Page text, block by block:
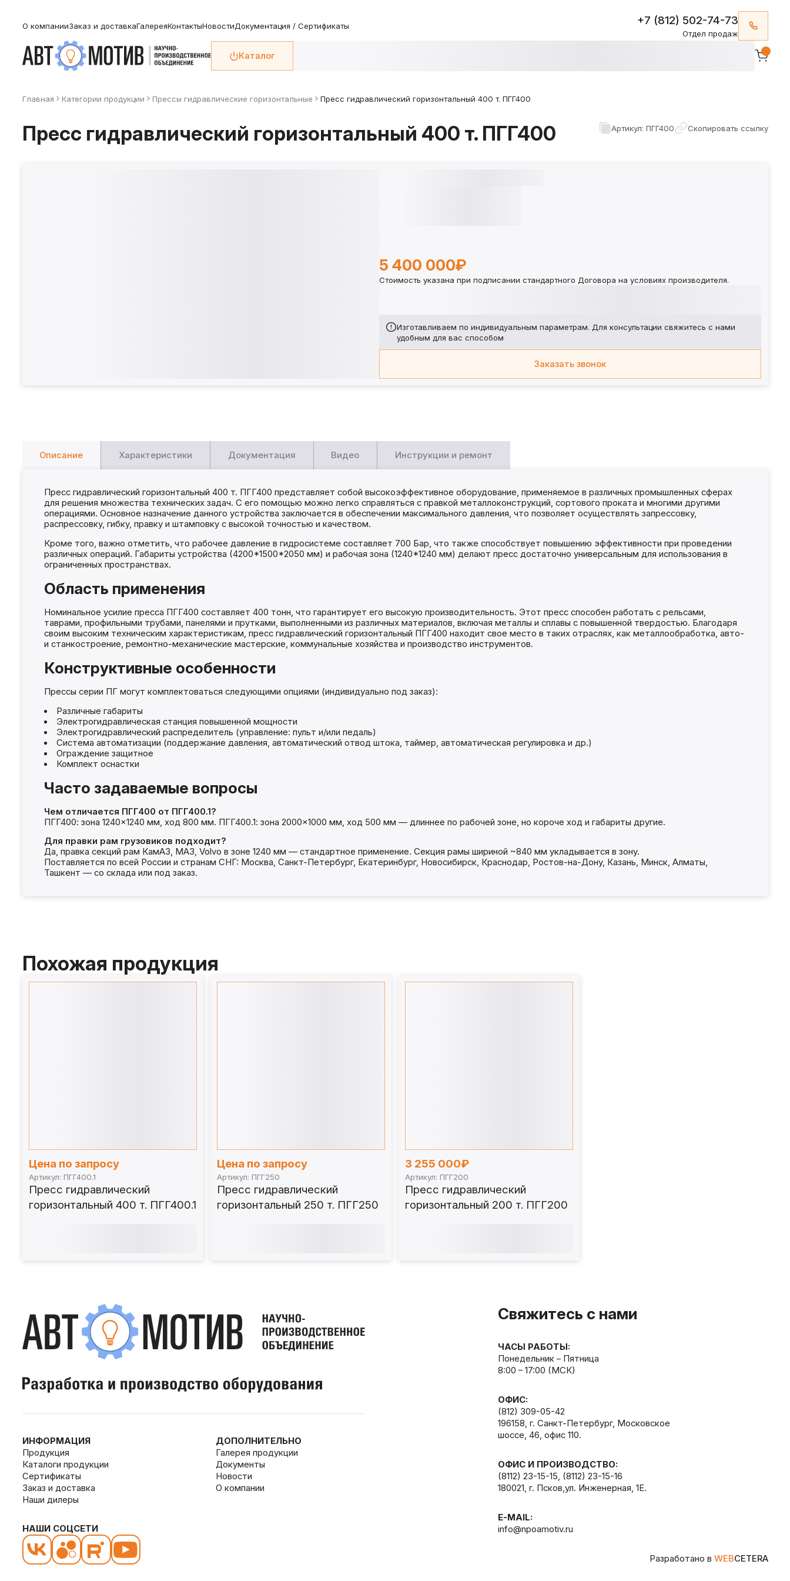
О компанииЗаказ и доставкаГалереяКонтактыНовостиДокументация / Сертификаты +7 (812) 502-74-73
Отдел продаж
Каталог
Главная Категории продукции Прессы гидравлические горизонтальные Пресс гидравлический горизонтальный 400 т. ПГГ400
Пресс гидравлический горизонтальный 400 т. ПГГ400 Артикул: ПГГ400 Скопировать ссылку
5 400 000₽
Стоимость указана при подписании стандартного Договора на условиях производителя.
Изготавливаем по индивидуальным параметрам. Для консультации свяжитесь с нами
удобным для вас способом
Заказать звонок
Описание Характеристики Документация Видео Инструкции и ремонт
Пресс гидравлический горизонтальный 400 т. ПГГ400 представляет собой высокоэффективное оборудование, применяемое в различных промышленных сферах
для решения множества технических задач. С его помощью можно легко справляться с правкой металлоконструкций, сортового проката и многими другими
операциями. Основное назначение данного устройства заключается в обеспечении максимального давления, что позволяет осуществлять запрессовку,
распрессовку, гибку, правку и штамповку с высокой точностью и качеством.
Кроме того, важно отметить, что рабочее давление в гидросистеме составляет 700 Бар, что также способствует повышению эффективности при проведении
различных операций. Габариты устройства (4200*1500*2050 мм) и рабочая зона (1240*1240 мм) делают пресс достаточно универсальным для использования в
ограниченных пространствах.
Область применения
Номинальное усилие пресса ПГГ400 составляет 400 тонн, что гарантирует его высокую производительность. Этот пресс способен работать с рельсами,
таврами, профильными трубами, панелями и прутками, выполненными из различных материалов, включая металлы и сплавы с повышенной твердостью. Благодаря
своим высоким техническим характеристикам, пресс гидравлический горизонтальный ПГГ400 находит свое место в таких отраслях, как металлообработка, авто-
и станкостроение, ремонтно-механические мастерские, коммунальные хозяйства и производство инструментов.
Конструктивные особенности
Прессы серии ПГ могут комплектоваться следующими опциями (индивидуально под заказ):
Различные габариты
Электрогидравлическая станция повышенной мощности
Электрогидравлический распределитель (управление: пульт и/или педаль)
Система автоматизации (поддержание давления, автоматический отвод штока, таймер, автоматическая регулировка и др.)
Ограждение защитное
Комплект оснастки
Часто задаваемые вопросы
Чем отличается ПГГ400 от ПГГ400.1?
ПГГ400: зона 1240×1240 мм, ход 800 мм. ПГГ400.1: зона 2000×1000 мм, ход 500 мм — длиннее по рабочей зоне, но короче ход и габариты другие.
Для правки рам грузовиков подходит?
Да, правка секций рам КамАЗ, МАЗ, Volvo в зоне 1240 мм — стандартное применение. Секция рамы шириной ~840 мм укладывается в зону.
Поставляется по всей России и странам СНГ: Москва, Санкт-Петербург, Екатеринбург, Новосибирск, Краснодар, Ростов-на-Дону, Казань, Минск, Алматы,
Ташкент — со склада или под заказ.
Похожая продукция
Цена по запросу
Артикул: ПГГ400.1
Пресс гидравлический
горизонтальный 400 т. ПГГ400.1
Цена по запросу
Артикул: ПГГ250
Пресс гидравлический
горизонтальный 250 т. ПГГ250
3 255 000₽
Артикул: ПГГ200
Пресс гидравлический
горизонтальный 200 т. ПГГ200
ИНФОРМАЦИЯ
Продукция
Каталоги продукции
Сертификаты
Заказ и доставка
Наши дилеры
ДОПОЛНИТЕЛЬНО
Галерея продукции
Документы
Новости
О компании
НАШИ СОЦСЕТИ
Свяжитесь с нами
ЧАСЫ РАБОТЫ:
Понедельник – Пятница
8:00 – 17:00 (МСК)
ОФИС:
(812) 309-05-42
196158, г. Санкт-Петербург, Московское
шоссе, 46, офис 110.
ОФИС И ПРОИЗВОДСТВО:
(8112) 23-15-15, (8112) 23-15-16
180021, г. Псков,ул. Инженерная, 1Е.
E-MAIL:
info@npoamotiv.ru
Разработано в WEBCETERA